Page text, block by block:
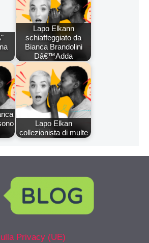
Lapo Elkann
schiaffeggiato da
Bianca Brandolini
Dâ€™Adda
Lapo Elkan
collezionista di multe
Privacy (UE)